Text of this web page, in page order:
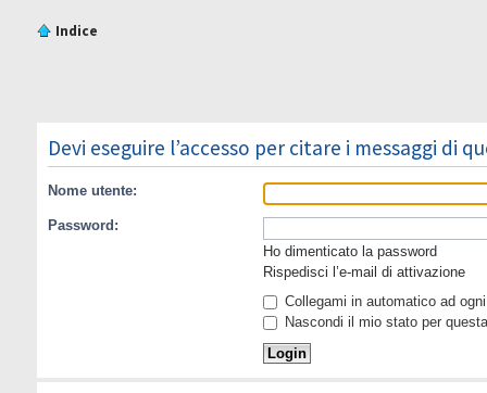
Indice
Devi eseguire l’accesso per citare i messaggi di
Nome utente:
Password:
Ho dimenticato la password
Rispedisci l’e-mail di attivazione
Collegami in automatico ad
Nascondi il mio stato per